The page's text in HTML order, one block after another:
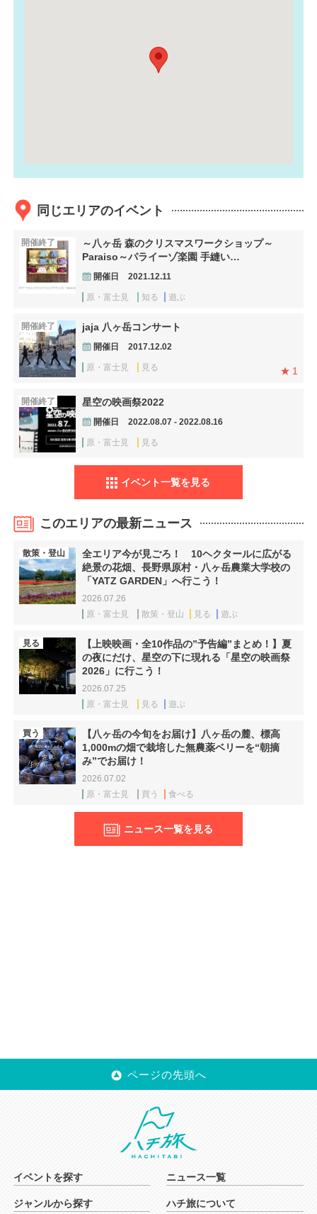
同じエリアのイベント
開催終了
～八ヶ岳 森のクリスマスワークショップ～
Paraiso～パライーゾ楽園 手縫い…
開催日 2021.12.11
原・富士見 知る 遊ぶ
開催終了 jaja 八ヶ岳コンサート
開催日 2017.12.02
原・富士見 見る 1
開催終了 星空の映画祭2022
開催日 2022.08.07 - 2022.08.16
原・富士見 見る
イベント一覧を見る
このエリアの最新ニュース
散策・登山
全エリア今が見ごろ！ 10ヘクタールに広がる
絶景の花畑、長野県原村・八ヶ岳農業大学校の
「YATZ GARDEN」へ行こう！
2026.07.26
原・富士見
散策・登山 見る 遊ぶ
見る
【上映映画・全10作品の”予告編”まとめ！】夏
の夜にだけ、星空の下に現れる「星空の映画祭
2026」に行こう！
2026.07.25
原・富士見
見る 遊ぶ
買う
【八ヶ岳の今旬をお届け】八ヶ岳の麓、標高
1,000mの畑で栽培した無農薬ベリーを“朝摘
み”でお届け！
2026.07.02
原・富士見
買う 食べる
ニュース一覧を見る
ページの先頭へ
イベントを探す
ジャンルから探す
ニュース一覧
ハチ旅について